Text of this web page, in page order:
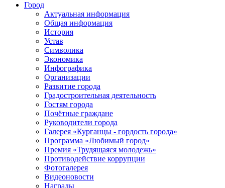
Город
Актуальная информация
Общая информация
История
Устав
Символика
Экономика
Инфографика
Организации
Развитие города
Градостроительная деятельность
Гостям города
Почётные граждане
Руководители города
Галерея «Курганцы - гордость города»
Программа «Любимый город»
Премия «Трудящаяся молодежь»
Противодействие коррупции
Фотогалерея
Видеоновости
Награды